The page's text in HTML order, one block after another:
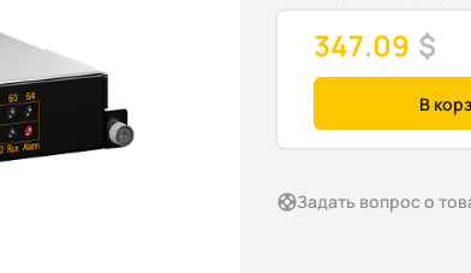
347.09 $
В
Задать вопрос о